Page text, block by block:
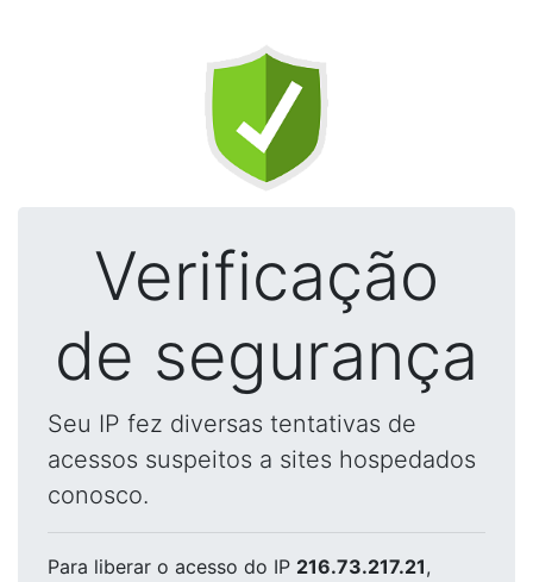
Verificação
de segurança
Seu IP fez diversas tentativas de
acessos suspeitos a sites hospedados
conosco.
Para liberar o acesso do IP 216.73.217.21,